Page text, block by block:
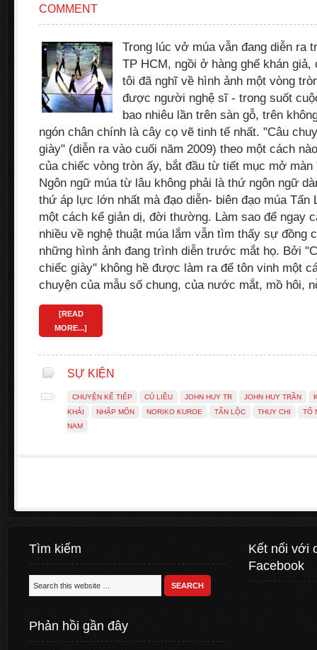
COMMENT
Trong lúc vở múa vẫn đang diễn ra
TP HCM, ngồi ở hàng ghế khán giả,
tôi đã nghĩ về hình ảnh một vòng
được người nghệ sĩ - trong suốt
bao nhiêu lần trên sàn gỗ, trên
ngón chân chính là cây cọ vẽ tinh tế nhất. "Câu
giày" (diễn ra vào cuối năm 2009) theo một cách
của chiếc vòng tròn ấy, bắt đầu từ tiết mục mở
Ngôn ngữ múa từ lâu không phải là thứ ngôn ngữ
thứ áp lực lớn nhất mà đạo diễn- biên đạo múa Tấn
một cách kể giản dị, đời thường. Làm sao để ngay
nhiều về nghệ thuật múa lắm vẫn tìm thấy sự đồng
những hình ảnh đang trình diễn trước mắt họ. Bởi
chiếc giày" không hề được làm ra để tôn vinh một
chuyện của mẫu số chung, của nước mắt, mồ hôi,
[READ
MORE...]
SỰ KIỆN
CHUYỆN KỂ TIẾP CÚ LIỀU JOHN HUY TR JOHN HUY TRẦN
KHẢI
NHẬP MÔN NORIKO KUROE TẤN LỘC THUY CHI
TỐ
NAM
Tìm kiếm
Phản hồi gần đây
Kết nối với
Facebook